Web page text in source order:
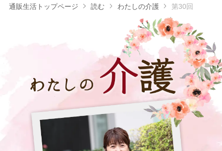
通販生活トップページ 読む わたしの介護 第30回